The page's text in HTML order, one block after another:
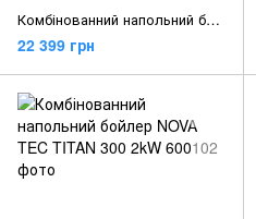
Комбінованний напольний бойлер NOVA TEC TITAN 150 2kW
22 399 грн